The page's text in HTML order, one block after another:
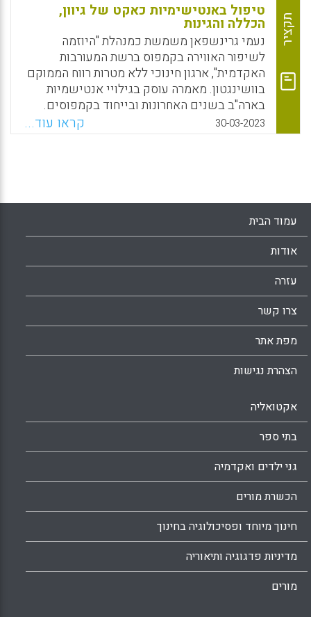
תקציר
טיפול באנטישימיות כאקט של גיוון,
הכללה והגינות
נעמי גרינשפאן משמשת כמנהלת "היוזמה
לשיפור האווירה בקמפוס ברשת המעורבות
האקדמית", ארגון חינוכי ללא מטרות רווח הממוקם
בוושינגטון. מאמרה עוסק בגילויי אנטישמיות
בארה"ב בשנים האחרונות ובייחוד בקמפוסים.
היהודים על פי גרינשפאן חשים שהם בודדים
במערכה נגד האנטישמיות הגואה. תחושה זו חזקה
WhatsApp
Facebook
Email
X
30-03-2023 קראו עוד...
עמוד הבית
אודות
עזרה
צרו קשר
מפת אתר
הצהרת נגישות
אקטואליה
בתי ספר
גני ילדים ואקדמיה
הכשרת מורים
חינוך מיוחד ופסיכולוגיה בחינוך
מדיניות פדגוגיה ותיאוריה
מורים